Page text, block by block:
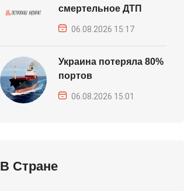
смертельное ДТП
06.08.2026 15:17
Украина потеряла 80%
портов
06.08.2026 15:01
В Стране